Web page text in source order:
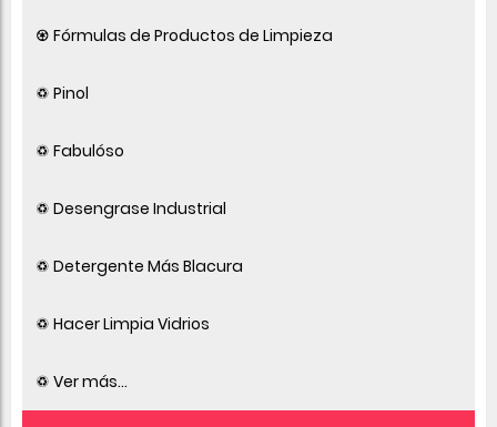
♼ Fórmulas de Productos de Limpieza
♽ Pinol
♽ Fabulóso
♽ Desengrase Industrial
♽ Detergente Más Blacura
♽ Hacer Limpia Vidrios
♽ Ver más...